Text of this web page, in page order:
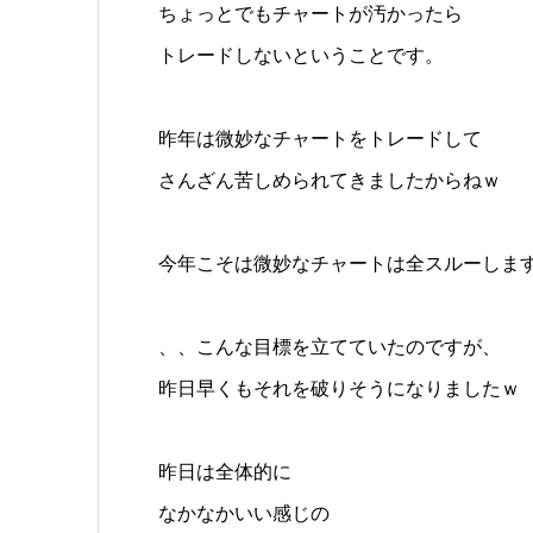
ちょっとでもチャートが汚かったら
トレードしないということです。
昨年は微妙なチャートをトレードして
さんざん苦しめられてきましたからねｗ
今年こそは微妙なチャートは全スルーしま
、、こんな目標を立てていたのですが、
昨日早くもそれを破りそうになりましたｗ
昨日は全体的に
なかなかいい感じの